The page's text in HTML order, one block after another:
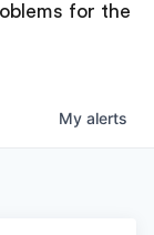
for the
My alerts